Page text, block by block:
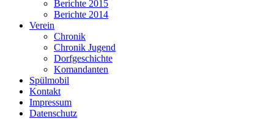
Berichte 2015
Berichte 2014
Verein
Chronik
Chronik Jugend
Dorfgeschichte
Komandanten
Spülmobil
Kontakt
Impressum
Datenschutz